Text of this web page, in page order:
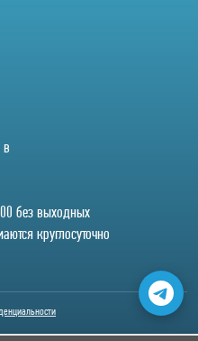
без выходных
круглосуточно